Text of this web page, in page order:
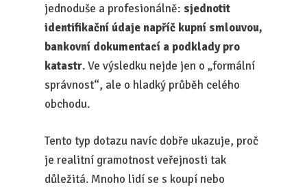
jednoduše a profesionálně: sjednotit
identifikační údaje napříč kupní smlouvou,
bankovní dokumentací a podklady pro
katastr. Ve výsledku nejde jen o „formální
správnost“, ale o hladký průběh celého
obchodu.
Tento typ dotazu navíc dobře ukazuje, proč
je realitní gramotnost veřejnosti tak
důležitá. Mnoho lidí se s koupí nebo